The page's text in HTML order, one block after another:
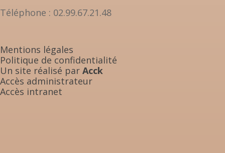
Téléphone : 02.99.67.21.48
Mentions légales
Politique de confidentialité
Un site réalisé par Acck
Accès administrateur
Accès intranet